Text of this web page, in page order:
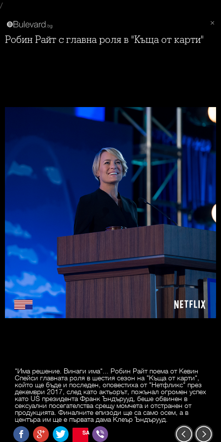
/
Робин Райт с главна роля в "Къща от карти"
"Има решение. Винаги има"... Робин Райт поема от Кевин
Спейси главната роля в шестия сезон на "Къща от карти",
който ще бъде и последен, оповестиха от "Нетфликс" през
декември 2017, след като актьорът, пожънал огромен успех
като US президента Франк Ъндърууд, беше обвинен в
сексуални посегателства срещу момчета и отстранен от
продукцията. Финалните епизоди ще са само осем, а в
центъра им ще е първата дама Клеър Ъндърууд.
SAVE